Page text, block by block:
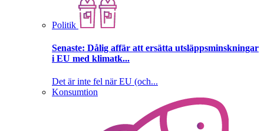
Politik
Senaste: Dålig affär att ersätta utsläppsminskningar
i EU med klimatk...
Det är inte fel när EU (och...
Konsumtion